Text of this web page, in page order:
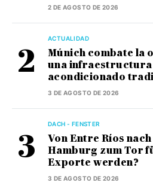
2 DE AGOSTO DE 2026
ACTUALIDAD
Múnich combate la
una infraestructura
acondicionado
3 DE AGOSTO DE 2026
DACH - FENSTER
Von Entre Ríos
Hamburg zum Tor
Exporte werden?
3 DE AGOSTO DE 2026